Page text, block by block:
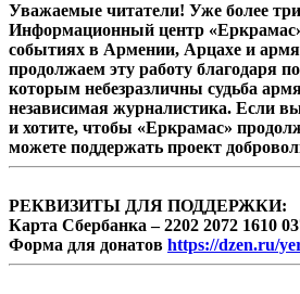
Уважаемые читатели! Уже более
Информационный центр
событиях в Армении, Арцахе и
продолжаем эту работу благодаря
которым небезразличны судьба
независимая журналистика. Если
и хотите, чтобы «Еркрамас»
можете поддержать проект
РЕКВИЗИТЫ ДЛЯ ПОДДЕРЖКИ:
Карта Сбербанка – 2202 2072 1610
Форма для донатов https://dzen.ru/